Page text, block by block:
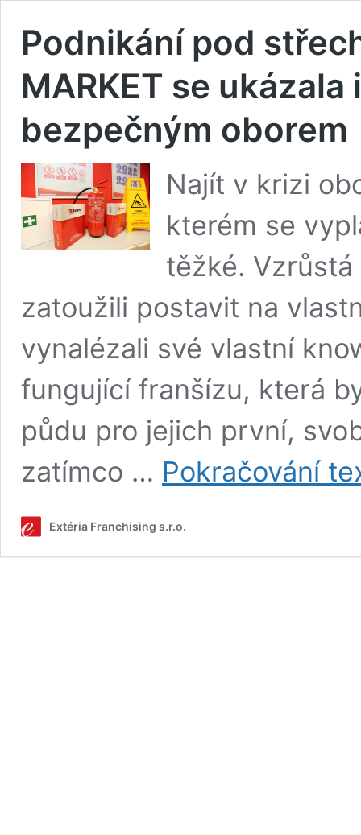
Podnikání pod
MARKET se
bezpečným oborem
Najít v krizi
kterém se
těžké.
zatoužili postavit na
vynalézali své vlastní
fungující franšízu, která
půdu pro jejich první,
zatímco … Pokračování
Extéria Franchising s.r.o.